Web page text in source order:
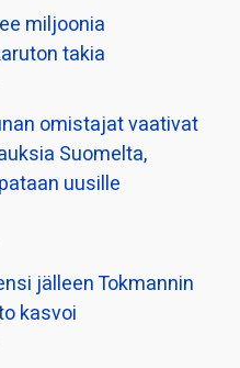
miljoonia
takia
omistajat vaativat
Suomelta,
uusille
jälleen Tokmannin
kasvoi